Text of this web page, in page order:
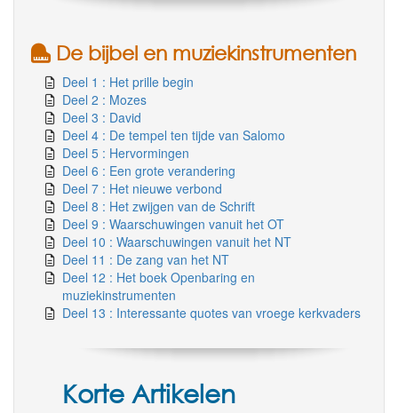
De bijbel en muziekinstrumenten
Deel 1 : Het prille begin
Deel 2 : Mozes
Deel 3 : David
Deel 4 : De tempel ten tijde van Salomo
Deel 5 : Hervormingen
Deel 6 : Een grote verandering
Deel 7 : Het nieuwe verbond
Deel 8 : Het zwijgen van de Schrift
Deel 9 : Waarschuwingen vanuit het OT
Deel 10 : Waarschuwingen vanuit het NT
Deel 11 : De zang van het NT
Deel 12 : Het boek Openbaring en
muziekinstrumenten
Deel 13 : Interessante quotes van vroege kerkvaders
Korte Artikelen